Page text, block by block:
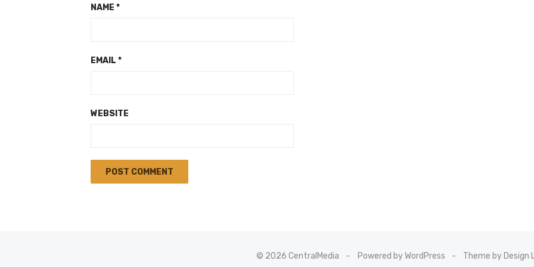
NAME *
EMAIL *
WEBSITE
© 2026 CentralMedia Powered by WordPress Theme by Design